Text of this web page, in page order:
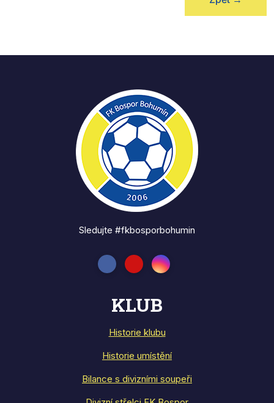
Sledujte #fkbosporbohumin
KLUB
Historie klubu
Historie umístění
Bilance s divizními soupeři